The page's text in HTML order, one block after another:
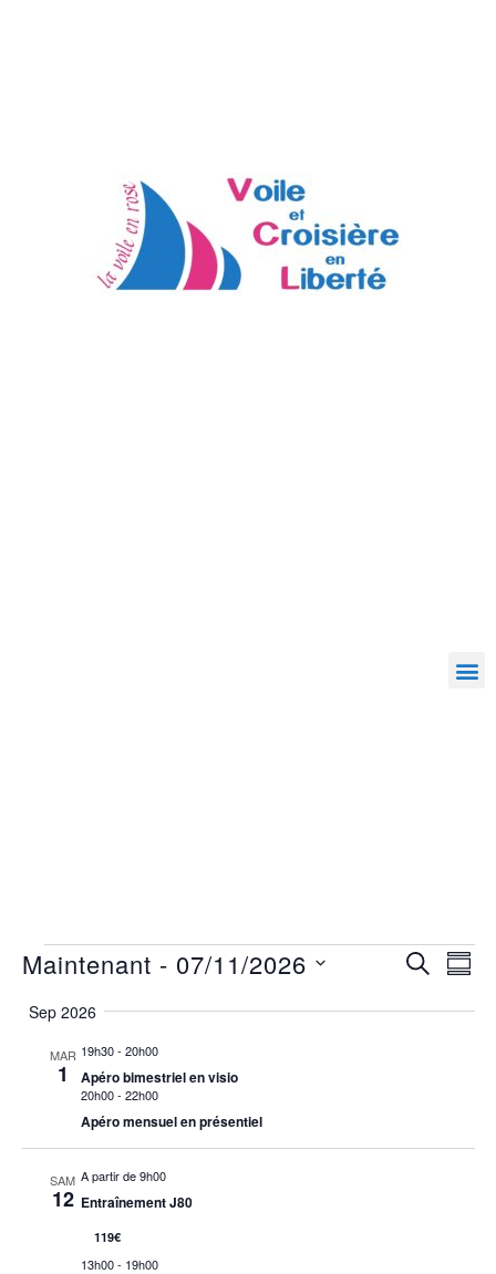
et
vues
Maintenant - 07/11/2026
date
Sep 2026
MAR
1
19h30- 20h00
Apéro bimestriel en visio
20h00- 22h00
Apéro mensuel en présentiel
SAM
12
A partir de 9h00
Entraînement J80
119€
13h00- 19h00